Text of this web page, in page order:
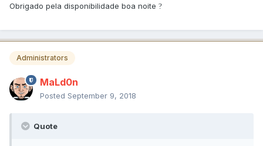
Obrigado pela disponibilidade boa noite ?
Administrators
MaLd0n
Posted September 9, 2018
Quote